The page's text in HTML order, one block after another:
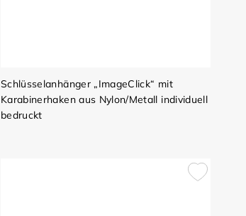
Schlüsselanhänger „ImageClick“ mit
Karabinerhaken aus Nylon/Metall individuell
bedruckt